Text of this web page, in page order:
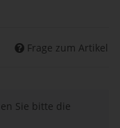
Frage zum Artikel
Sie bitte die